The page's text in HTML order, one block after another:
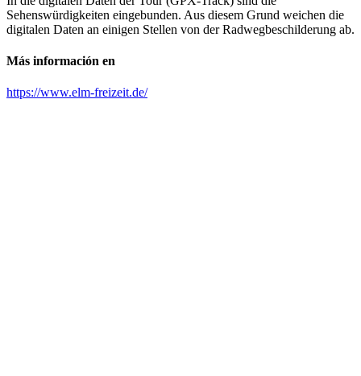
Sehenswürdigkeiten eingebunden. Aus diesem Grund weichen die
digitalen Daten an einigen Stellen von der Radwegbeschilderung ab.
Más información en
https://www.elm-freizeit.de/